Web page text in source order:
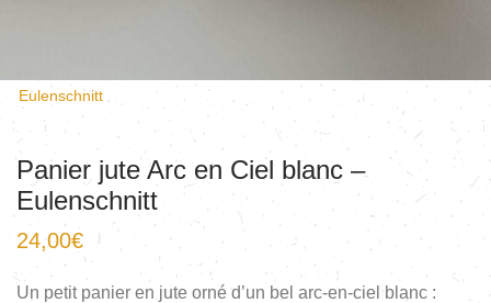
Eulenschnitt
Panier jute Arc en Ciel blanc –
Eulenschnitt
24,00€
Un petit panier en jute orné d’un bel arc-en-ciel blanc :